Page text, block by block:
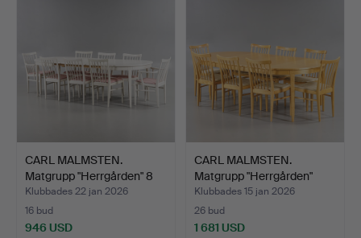
CARL MALMSTEN.
Matgrupp "Herrgården" 8
sto…
Klubbades 22 jan 2026
16 bud
946 USD
CARL MALMSTEN.
Matgrupp "Herrgården"
Åfors…
Klubbades 15 jan 2026
26 bud
1 681 USD